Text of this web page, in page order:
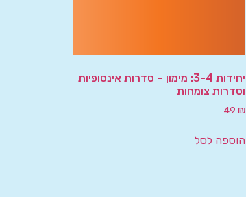
יחידות 3-4: מימון – סדרות אינסופיות
וסדרות צומחות
49 ₪
הוספה לסל